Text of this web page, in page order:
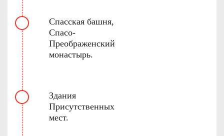
Спасская башня,
Спасо-
Преображенский
монастырь.
Здания
Присутственных
мест.